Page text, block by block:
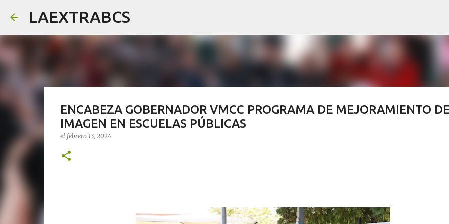
LAEXTRABCS
ENCABEZA GOBERNADOR VMCC PROGRAMA DE MEJORAMIENTO
IMAGEN EN ESCUELAS PÚBLICAS
el febrero 13, 2024